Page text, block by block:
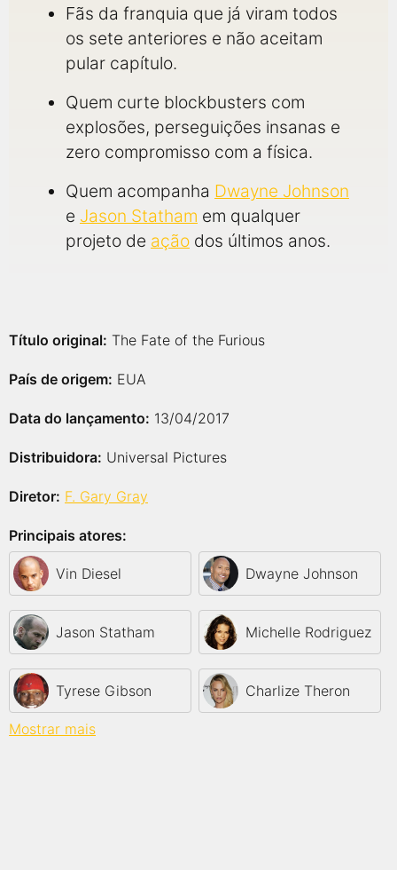
Fãs da franquia que já viram todos
os sete anteriores e não aceitam
pular capítulo.
Quem curte blockbusters com
explosões, perseguições insanas e
zero compromisso com a física.
Quem acompanha Dwayne Johnson
e Jason Statham em qualquer
projeto de ação dos últimos anos.
Título original: The Fate of the Furious
País de origem: EUA
Data do lançamento: 13/04/2017
Distribuidora: Universal Pictures
Diretor: F. Gary Gray
Principais atores:
Vin Diesel Dwayne Johnson
Jason Statham Michelle Rodriguez
Tyrese Gibson Charlize Theron
Mostrar mais